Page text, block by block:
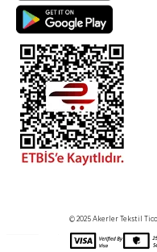
© 2025 Akerler Tekstil